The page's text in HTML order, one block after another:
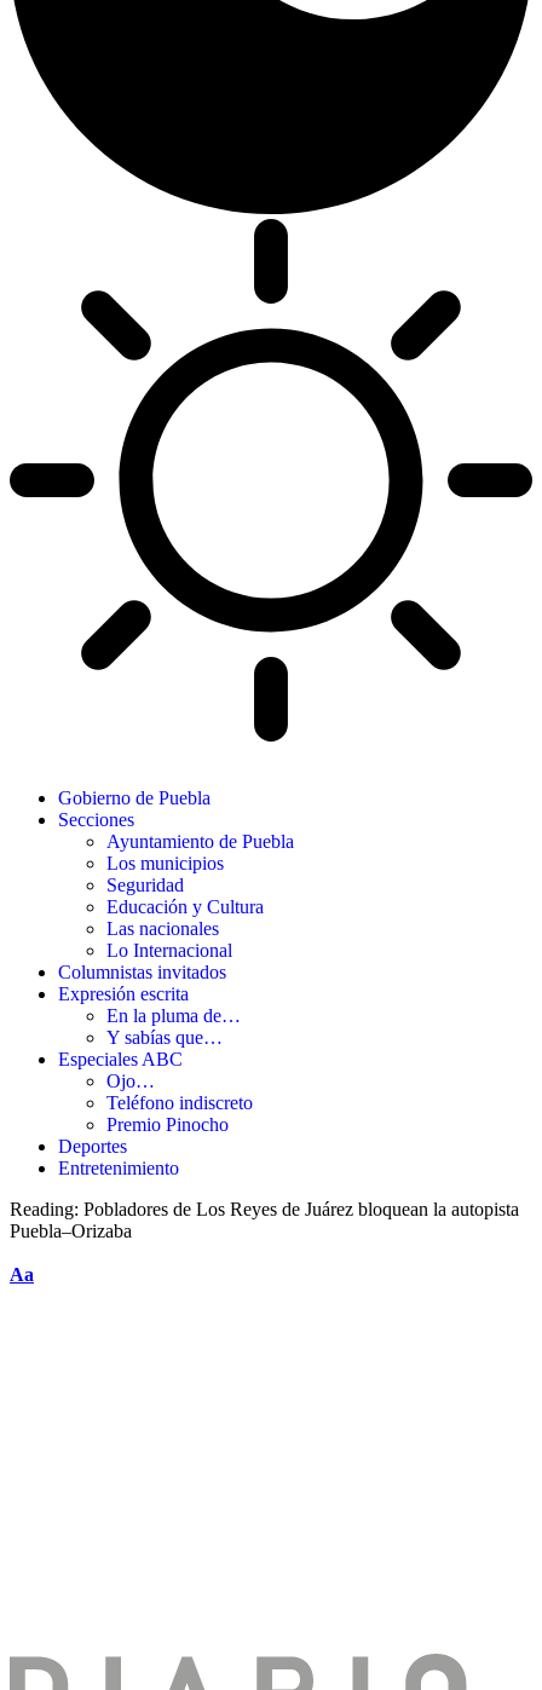
Gobierno de Puebla
Secciones
Ayuntamiento de Puebla
Los municipios
Seguridad
Educación y Cultura
Las nacionales
Lo Internacional
Columnistas invitados
Expresión escrita
En la pluma de…
Y sabías que…
Especiales ABC
Ojo…
Teléfono indiscreto
Premio Pinocho
Deportes
Entretenimiento
Reading: Pobladores de Los Reyes de Juárez bloquean la autopista
Puebla–Orizaba
Aa